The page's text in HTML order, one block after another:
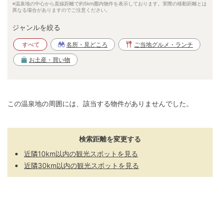
※温泉地の中心から直線距離で約5km圏内物件を表示しております。実際の移動距離とは
異なる場合がありますのでご注意ください。
ジャンルを絞る
すべて 名所・見どころ ご当地グルメ・ランチ
お土産・買い物
この温泉地の周囲には、該当する物件がありませんでした。
検索距離を変更する
近隣10km以内の観光スポットを見る
近隣30km以内の観光スポットを見る